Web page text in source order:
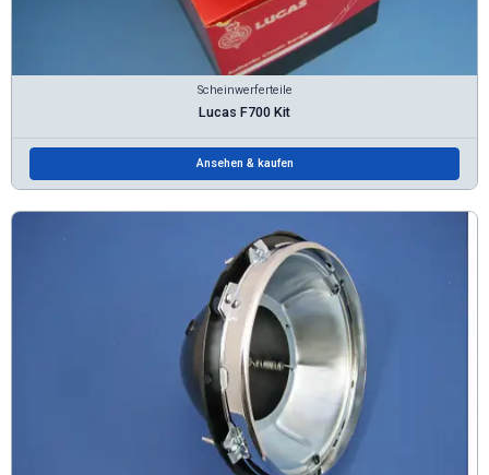
Scheinwerferteile
Lucas F700 Kit
Ansehen & kaufen